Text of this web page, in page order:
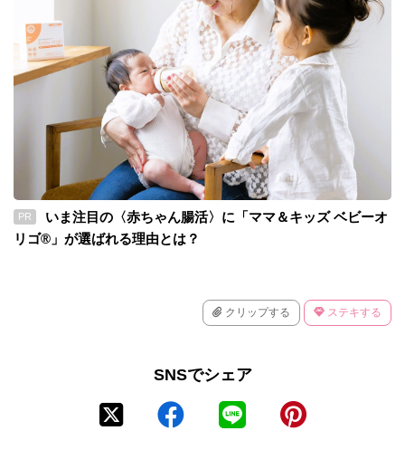
PR
いま注目の〈赤ちゃん腸活〉に「ママ＆キッズ ベビーオ
リゴ®」が選ばれる理由とは？
クリップする ステキする
SNSでシェア